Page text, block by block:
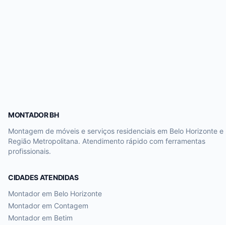
MONTADOR BH
Montagem de móveis e serviços residenciais em Belo Horizonte e
Região Metropolitana. Atendimento rápido com ferramentas
profissionais.
CIDADES ATENDIDAS
Montador em Belo Horizonte
Montador em Contagem
Montador em Betim